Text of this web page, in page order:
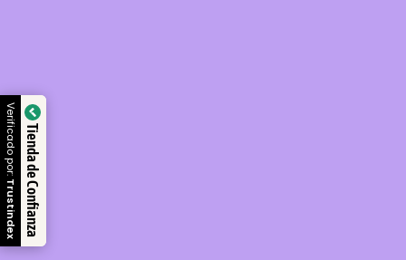
Tienda de Confianza
Verificado por:
Trustindex